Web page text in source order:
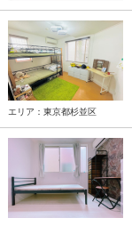
エリア：東京都杉並区